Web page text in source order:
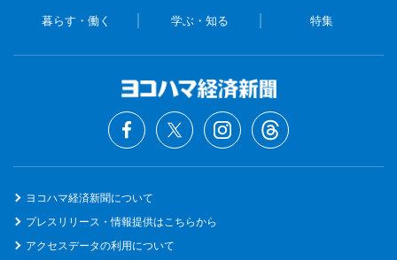
暮らす・働く 学ぶ・知る 特集
ヨコハマ経済新聞について
プレスリリース・情報提供はこちらから
アクセスデータの利用について